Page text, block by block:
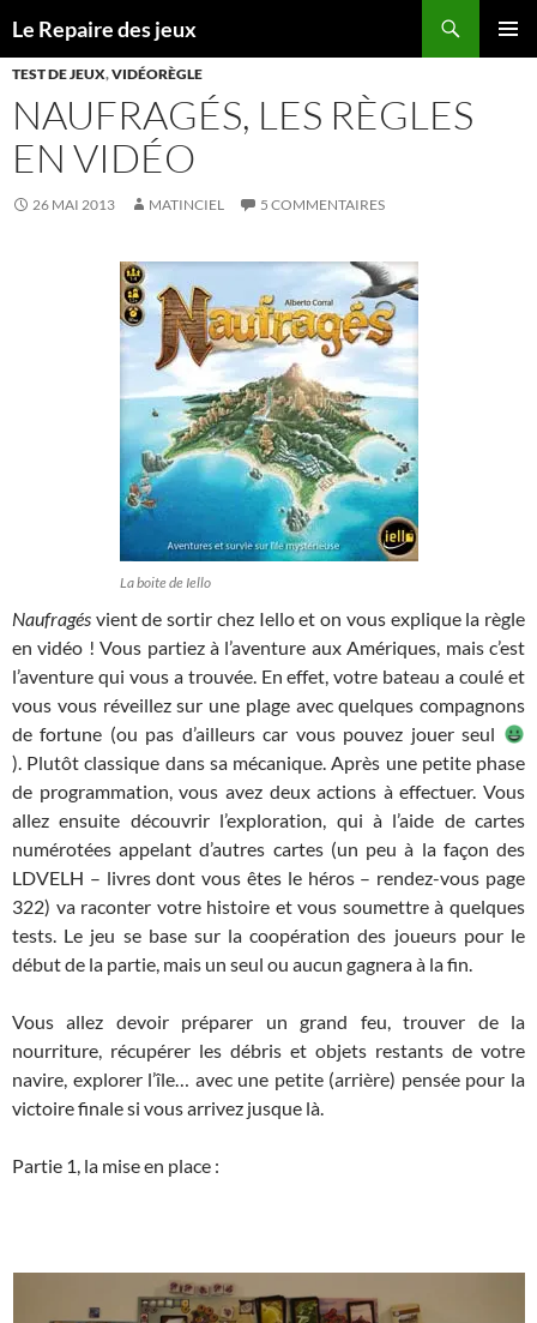
Le Repaire des jeux
AU
CONTENU
TEST DE JEUX,VIDÉORÈGLE
NAUFRAGÉS, LES RÈGLES
EN VIDÉO
26 MAI 2013 MATINCIEL 5 COMMENTAIRES
La boite de Iello
Naufragés vient de sortir chez Iello et on vous explique la règle
en vidéo ! Vous partiez à l’aventure aux Amériques, mais c’est
l’aventure qui vous a trouvée. En effet, votre bateau a coulé et
vous vous réveillez sur une plage avec quelques compagnons
de fortune (ou pas d’ailleurs car vous pouvez jouer seul
). Plutôt classique dans sa mécanique. Après une petite phase
de programmation, vous avez deux actions à effectuer. Vous
allez ensuite découvrir l’exploration, qui à l’aide de cartes
numérotées appelant d’autres cartes (un peu à la façon des
LDVELH – livres dont vous êtes le héros – rendez-vous page
322) va raconter votre histoire et vous soumettre à quelques
tests. Le jeu se base sur la coopération des joueurs pour le
début de la partie, mais un seul ou aucun gagnera à la fin.
Vous allez devoir préparer un grand feu, trouver de la
nourriture, récupérer les débris et objets restants de votre
navire, explorer l’île… avec une petite (arrière) pensée pour la
victoire finale si vous arrivez jusque là.
Partie 1, la mise en place :